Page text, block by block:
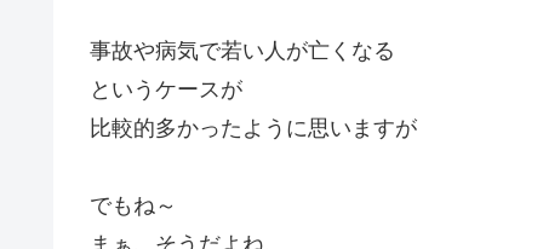
事故や病気で若い人が亡くなる
というケースが
比較的多かったように思いますが
でもね～
まぁ、そうだよね、